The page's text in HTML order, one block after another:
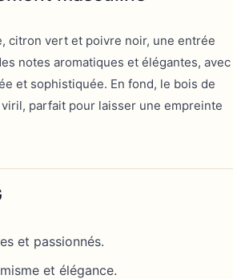
citron vert et poivre noir, une entrée
notes aromatiques et élégantes, avec
et sophistiquée. En fond, le bois de
parfait pour laisser une empreinte
et passionnés.
et élégance.